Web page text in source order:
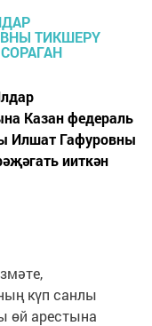
Казан федераль
Илшат Гафуровны
ииткән
күп санлы
өй арестына